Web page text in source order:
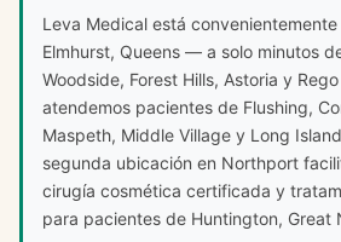
Leva Medical está
Elmhurst, Queens — a solo minutos
Woodside, Forest Hills, Astoria y
atendemos pacientes de Flushing,
Maspeth, Middle Village y Long
segunda ubicación en Northport
cirugía cosmética certificada y
para pacientes de Huntington, Great